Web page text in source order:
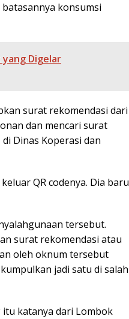
konsumsi
yang Digelar
surat rekomendasi dari
dan mencari surat
Dinas Koperasi dan
QR codenya. Dia baru
tersebut.
surat rekomendasi atau
oleh oknum tersebut
jadi satu di salah
itu katanya dari Lombok